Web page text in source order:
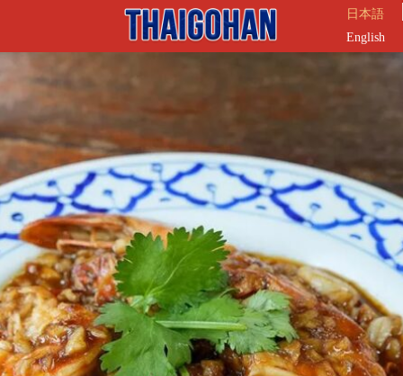
English
日本語